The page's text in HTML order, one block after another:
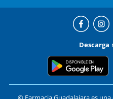
Descarga